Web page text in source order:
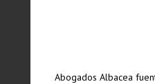
Abogados Albacea